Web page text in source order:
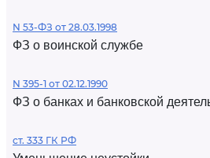
N 53-ФЗ от 28.03.1998
ФЗ о воинской службе
N 395-1 от 02.12.1990
ФЗ о банках и банковской
ст. 333 ГК РФ